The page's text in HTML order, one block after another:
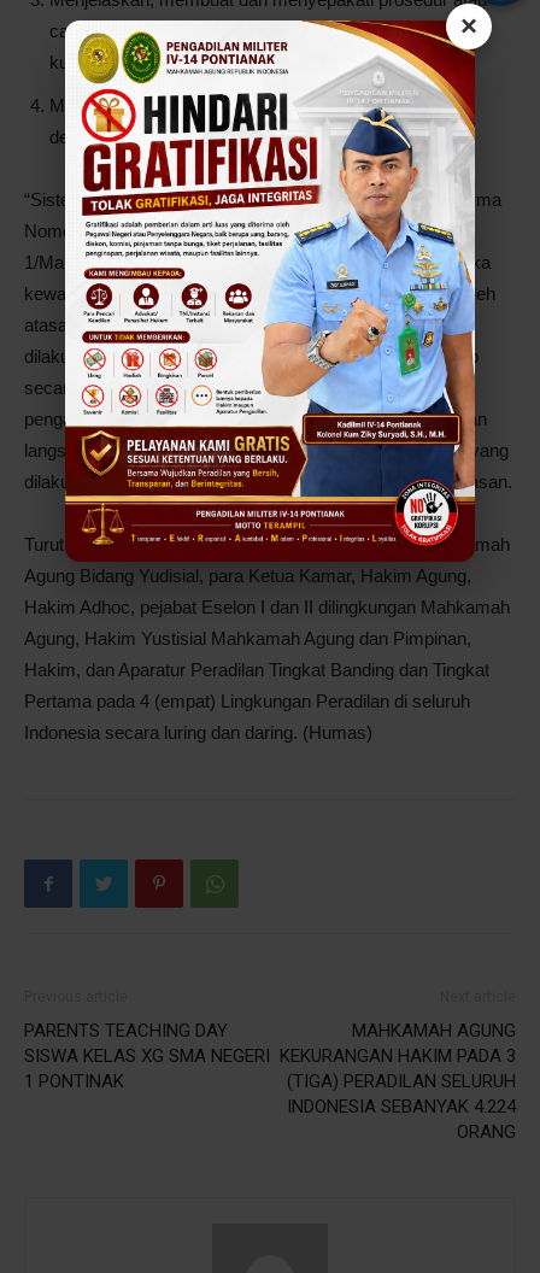
×
cara pelaksanaan pekerjaan atau kegiatan yang dinilai
kurang jelas atau belum diatur secara khusus.
Membina bawahan agar dapat melaksanakan tugas
dengan baik.
“Sistem tanggung jawab berjenjang yang diatur dalam Perma
Nomor 8 Tahun 2016 dan Maklumat Nomor
1/Maklumat/KMA/IX/2017 bersifat proporsional. Artinya, jika
kewajiban pengawasan dan pembinaan telah dijalankan oleh
atasan langsungnya, maka segala pelanggaran yang
dilakukan oleh bawahannya akan menjadi tanggung jawab
secara pribadi dari bawahannya, namun jika kewajiban
pengawasan dan pembinaan tidak dijalankan, maka atasan
langsungnya akan turut menerima sanksi dari perbuatan yang
dilakukan oleh bawahannya”, ujar mantan Ketua Pengawasan.
Turut hadir dalam acara pembinan ini Wakil Ketua Mahkamah
Agung Bidang Yudisial, para Ketua Kamar, Hakim Agung,
Hakim Adhoc, pejabat Eselon I dan II dilingkungan Mahkamah
Agung, Hakim Yustisial Mahkamah Agung dan Pimpinan,
Hakim, dan Aparatur Peradilan Tingkat Banding dan Tingkat
Pertama pada 4 (empat) Lingkungan Peradilan di seluruh
Indonesia secara luring dan daring. (Humas)
PARENTS TEACHING DAY
SISWA KELAS XG SMA NEGERI
1 PONTINAK
MAHKAMAH AGUNG
KEKURANGAN HAKIM PADA 3
(TIGA) PERADILAN SELURUH
INDONESIA SEBANYAK 4.224
ORANG